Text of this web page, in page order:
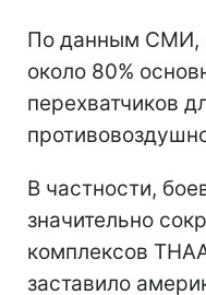
По данным СМИ,
около 80%
перехватчиков
В частности,
значительно
комплексов
заставило